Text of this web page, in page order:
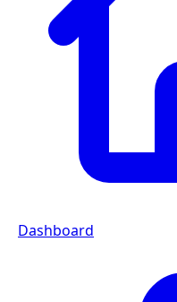
Dashboard